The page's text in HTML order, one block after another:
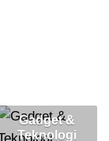
Gadget &
Teknologi